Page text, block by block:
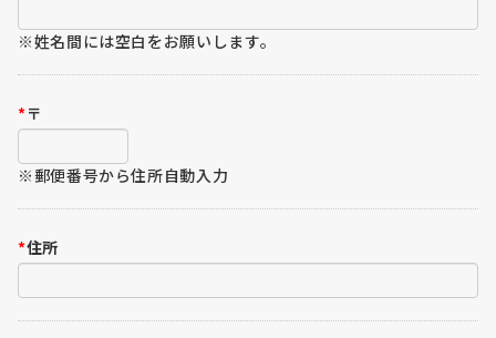
※姓名間には空白をお願いします。
*〒
※郵便番号から住所自動入力
*住所